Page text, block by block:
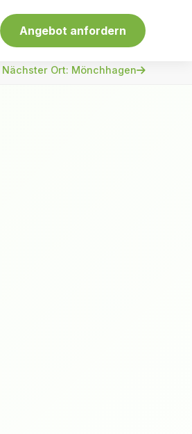
Angebot anfordern
Nächster Ort: Mönchhagen